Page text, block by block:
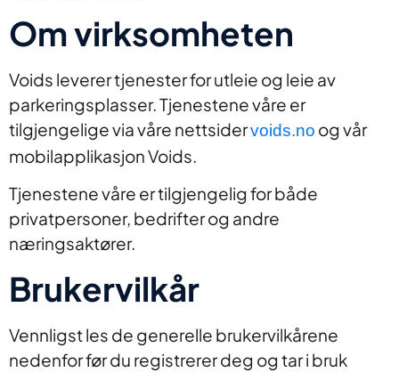
Om virksomheten
Voids leverer tjenester for utleie og leie av
parkeringsplasser. Tjenestene våre er
tilgjengelige via våre nettsidervoids.no og vår
mobilapplikasjon Voids.
Tjenestene våre er tilgjengelig for både
privatpersoner, bedrifter og andre
næringsaktører.
Brukervilkår
Vennligst les de generelle brukervilkårene
nedenfor før du registrerer deg og tar i bruk